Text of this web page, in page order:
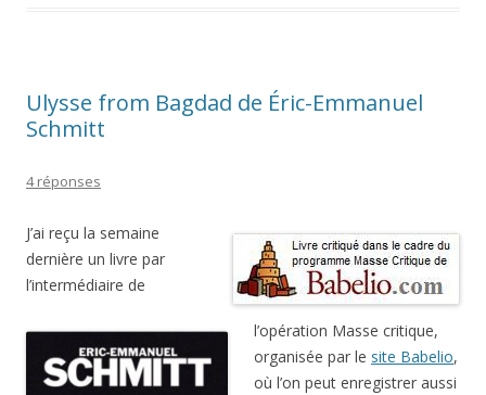
Ulysse from Bagdad de Éric-Emmanuel
Schmitt
4 réponses
J’ai reçu la semaine
dernière un livre par
l’intermédiaire de
l’opération Masse critique,
organisée par le site Babelio,
où l’on peut enregistrer aussi